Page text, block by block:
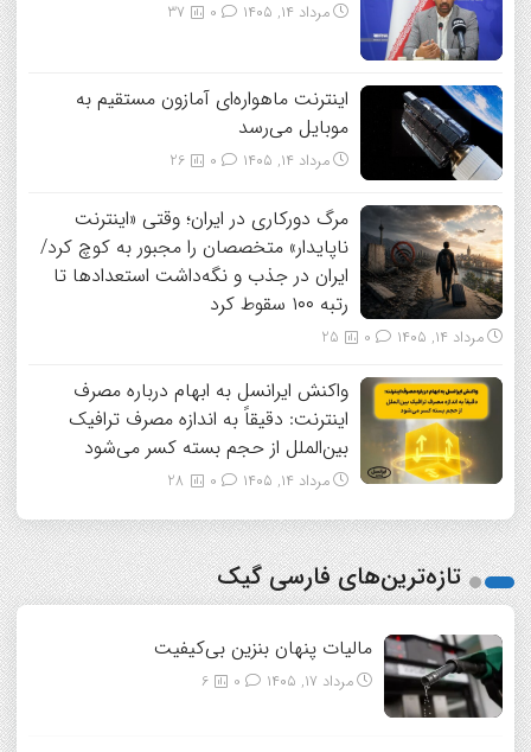
مرداد ۱۴, ۱۴۰۵ 37
اینترنت ماهواره‌ای آمازون مستقیم به
موبایل می‌رسد
مرداد ۱۴, ۱۴۰۵ 26
مرگ دورکاری در ایران؛ وقتی «اینترنت
ناپایدار» متخصصان را مجبور به کوچ کرد/
ایران در جذب و نگه‌داشت استعدادها تا
رتبه ۱۰۰ سقوط کرد
مرداد ۱۴, ۱۴۰۵ 25
واکنش ایرانسل به ابهام درباره مصرف
اینترنت: دقیقاً به اندازه مصرف ترافیک
بین‌الملل از حجم بسته کسر می‌شود
مرداد ۱۴, ۱۴۰۵ 28
تازه‌ترین‌های فارسی گیک
مالیات پنهان بنزین بی‌کیفیت
مرداد ۱۷, ۱۴۰۵ 6